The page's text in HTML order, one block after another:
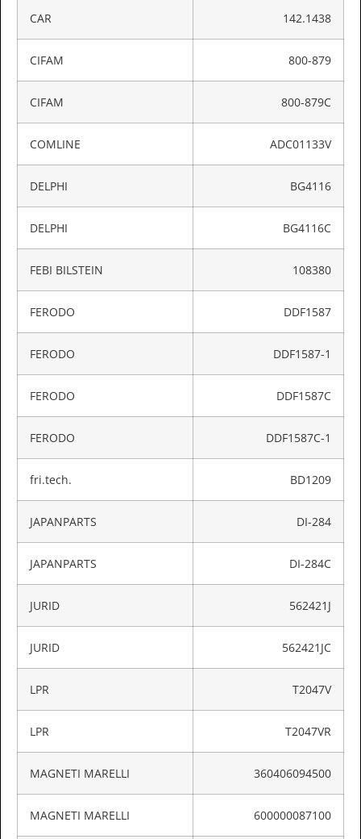
CAR 142.1438
CIFAM 800-879
CIFAM 800-879C
COMLINE ADC01133V
DELPHI BG4116
DELPHI BG4116C
FEBI BILSTEIN 108380
FERODO DDF1587
FERODO DDF1587-1
FERODO DDF1587C
FERODO DDF1587C-1
fri.tech. BD1209
JAPANPARTS DI-284
JAPANPARTS DI-284C
JURID 562421J
JURID 562421JC
LPR T2047V
LPR T2047VR
MAGNETI MARELLI 360406094500
MAGNETI MARELLI 600000087100